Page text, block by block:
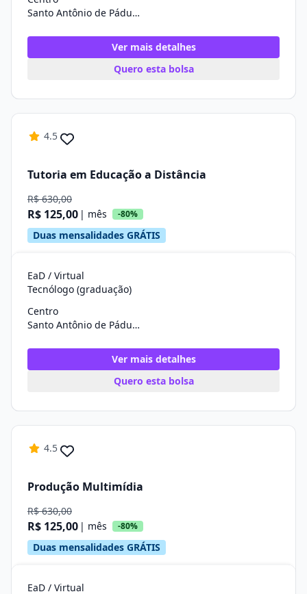
Santo Antônio de Pádua/RJ
Ver mais detalhes
Quero esta bolsa
4.5
Tutoria em Educação a Distância
R$ 630,00
R$ 125,00 | mês -80%
Duas mensalidades GRÁTIS
EaD / Virtual
Tecnólogo (graduação)
Centro
Santo Antônio de Pádua/RJ
Ver mais detalhes
Quero esta bolsa
4.5
Produção Multimídia
R$ 630,00
R$ 125,00 | mês -80%
Duas mensalidades GRÁTIS
EaD / Virtual